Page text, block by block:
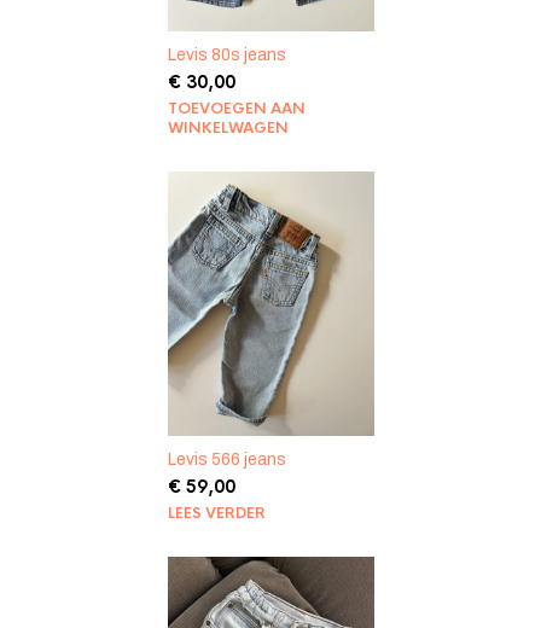
Levis 80s jeans
€30,00
TOEVOEGEN AAN
WINKELWAGEN
Levis 566 jeans
€59,00
LEES VERDER